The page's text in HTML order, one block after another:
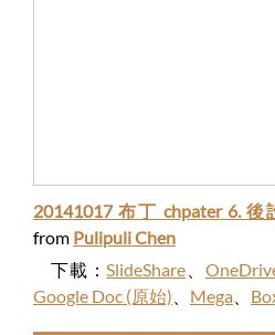
20141017 布丁 chpater 6.
from Pulipuli Chen
下載： SlideShare
Google Doc (原始)
Mega